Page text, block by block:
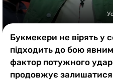
Букмекери не вірять у
підходить до бою
фактор потужного
продовжує